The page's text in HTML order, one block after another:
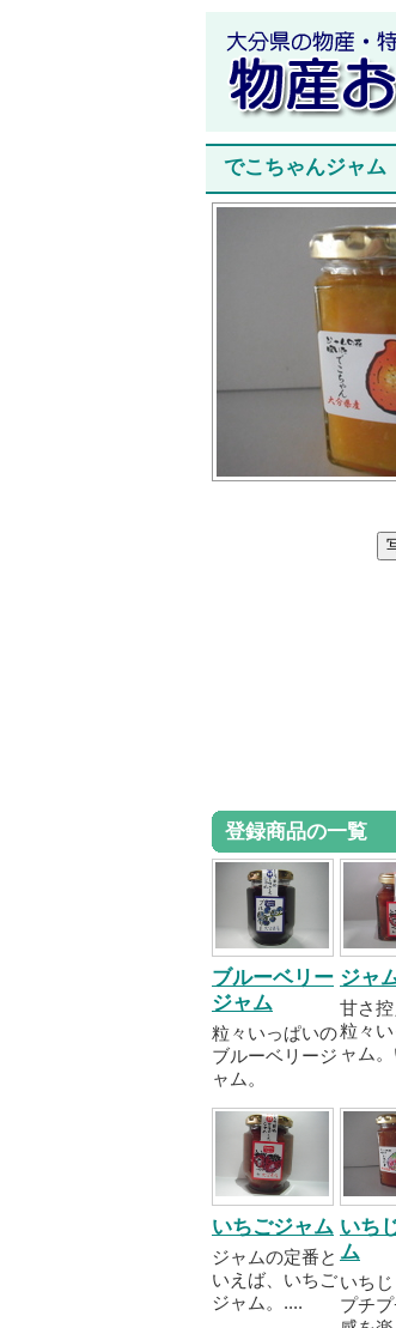
でこちゃんジャム
登録商品の一覧
ブルーベリー
ジャム
粒々いっぱいの
ブルーベリージ
ャム。
ジャ
甘さ控
粒々
ャム
いちごジャム
ジャムの定番と
いえば、いちご
ジャム。....
いち
ム
いち
プチ